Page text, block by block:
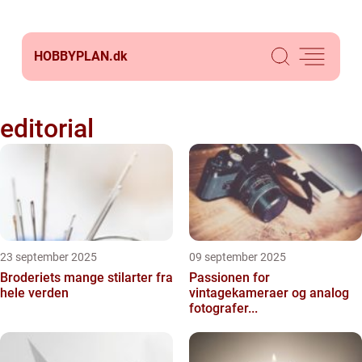
HOBBYPLAN.dk
editorial
23 september 2025
Broderiets mange stilarter fra
hele verden
09 september 2025
Passionen for
vintagekameraer og analog
fotografer...